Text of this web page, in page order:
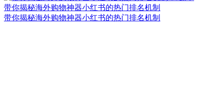
带你揭秘海外购物神器小红书的热门排名机制
带你揭秘海外购物神器小红书的热门排名机制